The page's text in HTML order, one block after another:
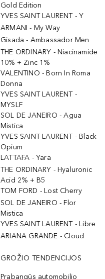
Gold Edition
YVES SAINT LAURENT - Y
ARMANI - My Way
Gisada - Ambassador Men
THE ORDINARY - Niacinamide
10% + Zinc 1%
VALENTINO - Born In Roma
Donna
YVES SAINT LAURENT -
MYSLF
SOL DE JANEIRO - Agua
Mistica
YVES SAINT LAURENT - Black
Opium
LATTAFA - Yara
THE ORDINARY - Hyaluronic
Acid 2% + B5
TOM FORD - Lost Cherry
SOL DE JANEIRO - Flor
Mistica
YVES SAINT LAURENT - Libre
ARIANA GRANDE - Cloud
GROŽIO TENDENCIJOS
Prabangūs automobilio